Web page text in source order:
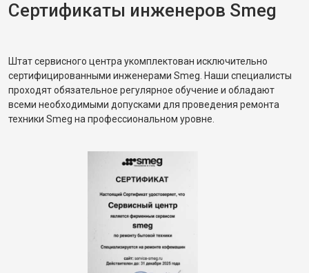
Сертификаты инженеров Smeg
Штат сервисного центра укомплектован исключительно
сертифицированными инженерами Smeg. Наши специалисты
проходят обязательное регулярное обучение и обладают
всеми необходимыми допусками для проведения ремонта
техники Smeg на профессиональном уровне.